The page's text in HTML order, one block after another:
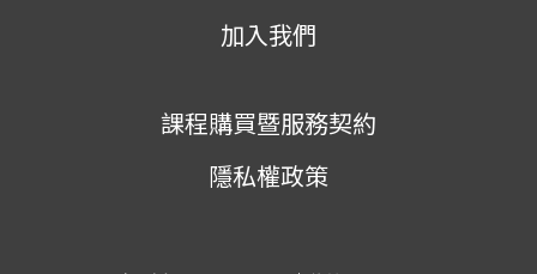
加入我們
課程購買暨服務契約
隱私權政策